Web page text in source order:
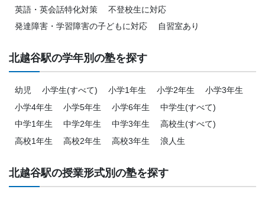
英語・英会話特化対策
不登校生に対応
発達障害・学習障害の子どもに対応
自習室あり
北越谷駅の学年別の塾を探す
幼児 小学生(すべて) 小学1年生 小学2年生
小学3年生
小学4年生
小学5年生 小学6年生
中学生(すべて)
中学1年生
中学2年生 中学3年生
高校生(すべて)
高校1年生
高校2年生 高校3年生 浪人生
北越谷駅の授業形式別の塾を探す